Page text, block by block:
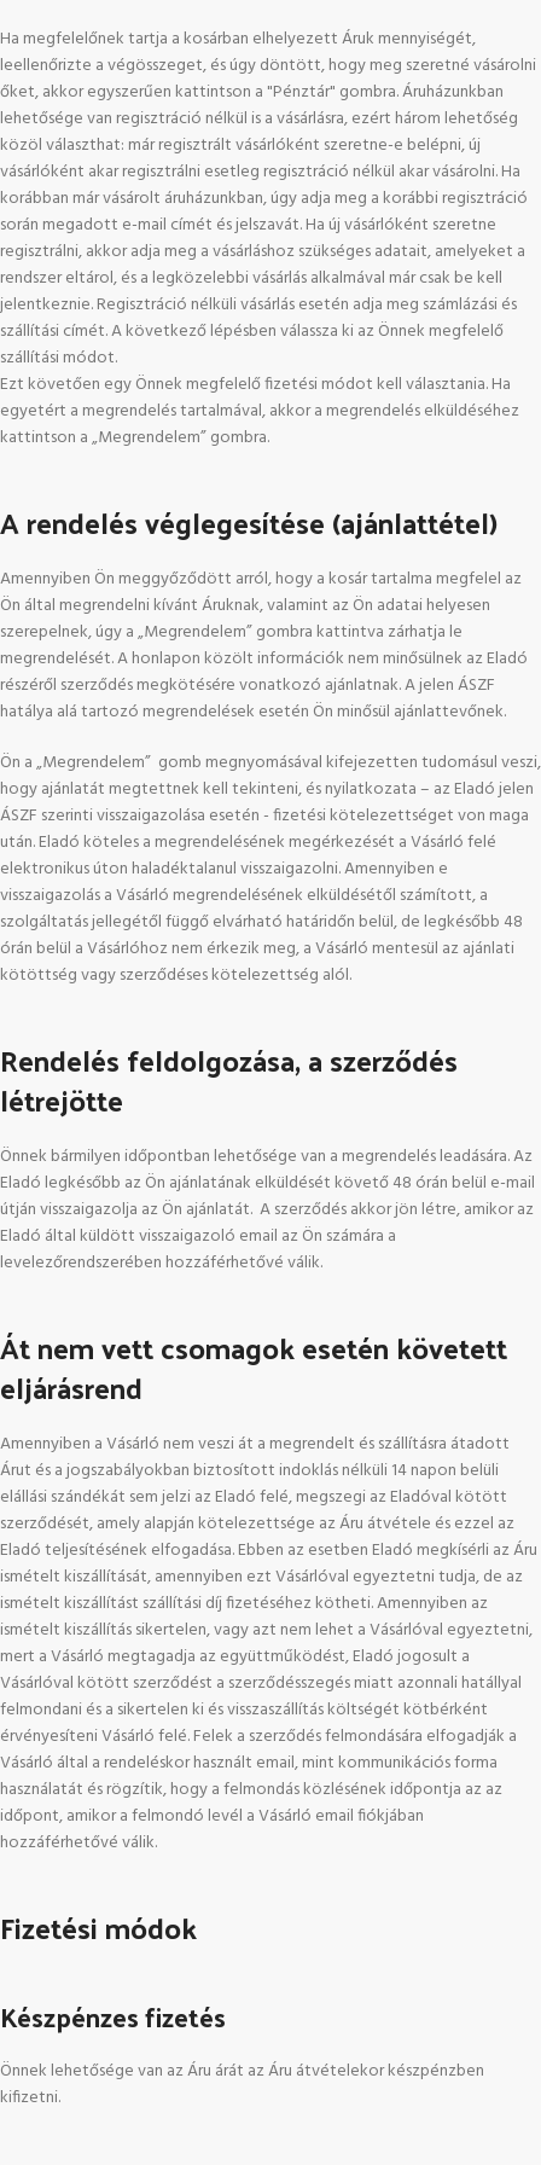
Ha megfelelőnek tartja a kosárban elhelyezett Áruk mennyiségét,
leellenőrizte a végösszeget, és úgy döntött, hogy meg szeretné vásárolni
őket, akkor egyszerűen kattintson a "Pénztár" gombra. Áruházunkban
lehetősége van regisztráció nélkül is a vásárlásra, ezért három lehetőség
közöl választhat: már regisztrált vásárlóként szeretne-e belépni, új
vásárlóként akar regisztrálni esetleg regisztráció nélkül akar vásárolni. Ha
korábban már vásárolt áruházunkban, úgy adja meg a korábbi regisztráció
során megadott e-mail címét és jelszavát. Ha új vásárlóként szeretne
regisztrálni, akkor adja meg a vásárláshoz szükséges adatait, amelyeket a
rendszer eltárol, és a legközelebbi vásárlás alkalmával már csak be kell
jelentkeznie. Regisztráció nélküli vásárlás esetén adja meg számlázási és
szállítási címét. A következő lépésben válassza ki az Önnek megfelelő
szállítási módot.
Ezt követően egy Önnek megfelelő fizetési módot kell választania. Ha
egyetért a megrendelés tartalmával, akkor a megrendelés elküldéséhez
kattintson a „Megrendelem” gombra.
A rendelés véglegesítése (ajánlattétel)
Amennyiben Ön meggyőződött arról, hogy a kosár tartalma megfelel az
Ön által megrendelni kívánt Áruknak, valamint az Ön adatai helyesen
szerepelnek, úgy a „Megrendelem” gombra kattintva zárhatja le
megrendelését. A honlapon közölt információk nem minősülnek az Eladó
részéről szerződés megkötésére vonatkozó ajánlatnak. A jelen ÁSZF
hatálya alá tartozó megrendelések esetén Ön minősül ajánlattevőnek.
Ön a „Megrendelem” gomb megnyomásával kifejezetten tudomásul veszi,
hogy ajánlatát megtettnek kell tekinteni, és nyilatkozata – az Eladó jelen
ÁSZF szerinti visszaigazolása esetén - fizetési kötelezettséget von maga
után. Eladó köteles a megrendelésének megérkezését a Vásárló felé
elektronikus úton haladéktalanul visszaigazolni. Amennyiben e
visszaigazolás a Vásárló megrendelésének elküldésétől számított, a
szolgáltatás jellegétől függő elvárható határidőn belül, de legkésőbb 48
órán belül a Vásárlóhoz nem érkezik meg, a Vásárló mentesül az ajánlati
kötöttség vagy szerződéses kötelezettség alól.
Rendelés feldolgozása, a szerződés
létrejötte
Önnek bármilyen időpontban lehetősége van a megrendelés leadására. Az
Eladó legkésőbb az Ön ajánlatának elküldését követő 48 órán belül e-mail
útján visszaigazolja az Ön ajánlatát. A szerződés akkor jön létre, amikor az
Eladó által küldött visszaigazoló email az Ön számára a
levelezőrendszerében hozzáférhetővé válik.
Át nem vett csomagok esetén követett
eljárásrend
Amennyiben a Vásárló nem veszi át a megrendelt és szállításra átadott
Árut és a jogszabályokban biztosított indoklás nélküli 14 napon belüli
elállási szándékát sem jelzi az Eladó felé, megszegi az Eladóval kötött
szerződését, amely alapján kötelezettsége az Áru átvétele és ezzel az
Eladó teljesítésének elfogadása. Ebben az esetben Eladó megkísérli az Áru
ismételt kiszállítását, amennyiben ezt Vásárlóval egyeztetni tudja, de az
ismételt kiszállítást szállítási díj fizetéséhez kötheti. Amennyiben az
ismételt kiszállítás sikertelen, vagy azt nem lehet a Vásárlóval egyeztetni,
mert a Vásárló megtagadja az együttműködést, Eladó jogosult a
Vásárlóval kötött szerződést a szerződésszegés miatt azonnali hatállyal
felmondani és a sikertelen ki és visszaszállítás költségét kötbérként
érvényesíteni Vásárló felé. Felek a szerződés felmondására elfogadják a
Vásárló által a rendeléskor használt email, mint kommunikációs forma
használatát és rögzítik, hogy a felmondás közlésének időpontja az az
időpont, amikor a felmondó levél a Vásárló email fiókjában
hozzáférhetővé válik.
Fizetési módok
Készpénzes fizetés
Önnek lehetősége van az Áru árát az Áru átvételekor készpénzben
kifizetni.